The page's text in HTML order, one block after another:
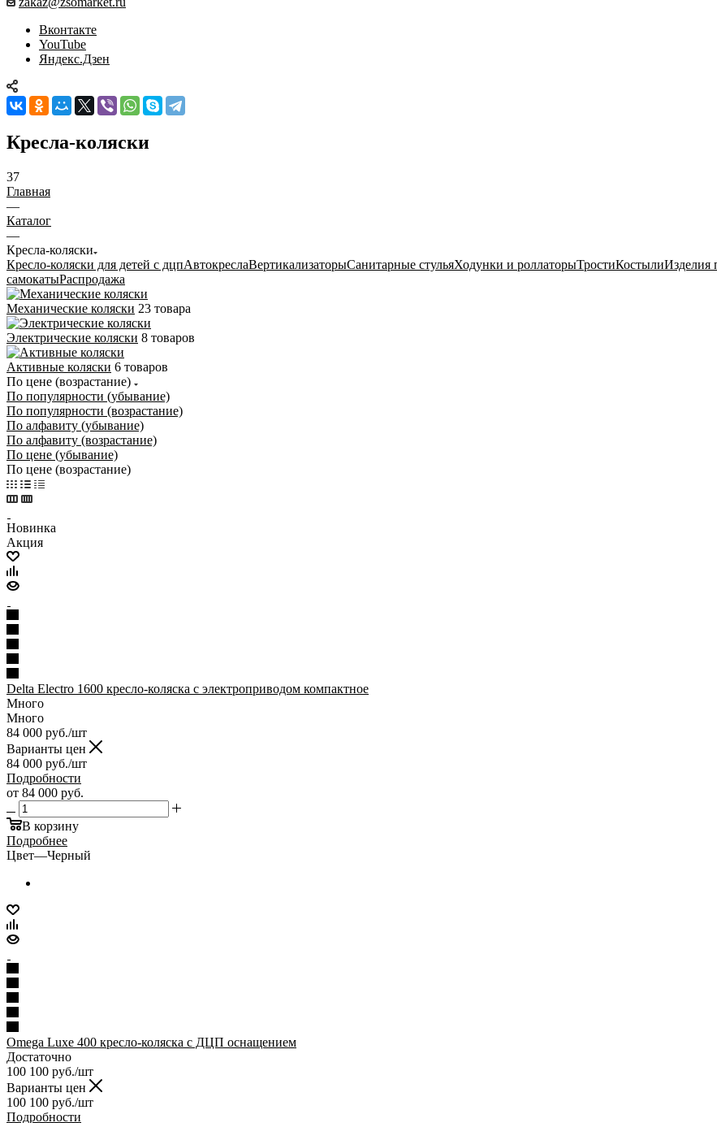
Вконтакте
YouTube
Яндекс.Дзен
Кресла-коляски
37
Главная
—
Каталог
—
Кресла-коляски
Кресло-коляски для детей с дцпАвтокреслаВертикализаторыСанитарные стульяХодунки и роллаторыТростиКостылиИзделия
самокатыРаспродажа
Механические коляски 23 товара
Электрические коляски 8 товаров
Активные коляски 6 товаров
По цене (возрастание)
По популярности (убывание)
По популярности (возрастание)
По алфавиту (убывание)
По алфавиту (возрастание)
По цене (убывание)
По цене (возрастание)
Новинка
Акция
Delta Electro 1600 кресло-коляска с электроприводом компактное
Много
Много
84 000 руб./шт
Варианты цен
84 000 руб./шт
Подробности
от 84 000 руб.
В корзину
Подробнее
Цвет—Черный
Omega Luxe 400 кресло-коляска с ДЦП оснащением
Достаточно
100 100 руб./шт
Варианты цен
100 100 руб./шт
Подробности